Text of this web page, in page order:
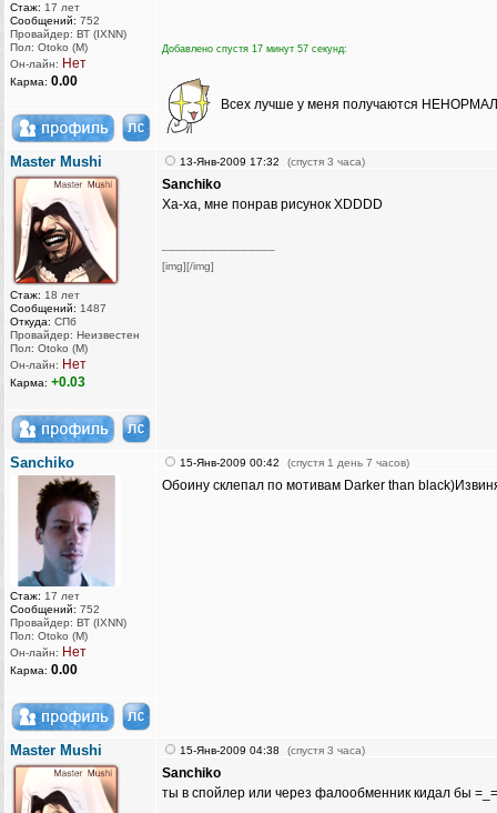
Стаж: 17 лет
Сообщений: 752
Провайдер: ВТ (IXNN)
Пол: Otoko (M)
Он-лайн: Нет
Карма: 0.00
Добавлено спустя 17 минут 57 секунд:
Всех лучше у меня получаются
Master Mushi
Стаж: 18 лет
Сообщений: 1487
Откуда: СПб
Провайдер: Неизвестен
Пол: Otoko (M)
Он-лайн: Нет
Карма: +0.03
13-Янв-2009 17:32 (спустя 3 часа)
Sanchiko
Ха-ха, мне понрав рисунок XDDDD
[img][/img]
Sanchiko
Стаж: 17 лет
Сообщений: 752
Провайдер: ВТ (IXNN)
Пол: Otoko (M)
Он-лайн: Нет
Карма: 0.00
15-Янв-2009 00:42 (спустя 1 день 7 часов)
Обоину склепал по мотивам Darker than
Master Mushi 15-Янв-2009 04:38 (спустя 3 часа)
Sanchiko
ты в спойлер или через фалообменник кидал бы